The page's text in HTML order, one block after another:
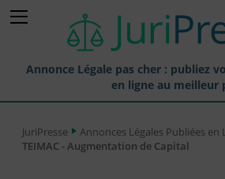
Annonce Légale pas cher : publiez
en ligne au meilleur
Annonces Légales Publiées
JuriPresse
Annonces Légales Publiées en
TEIMAC - Augmentation de Capital